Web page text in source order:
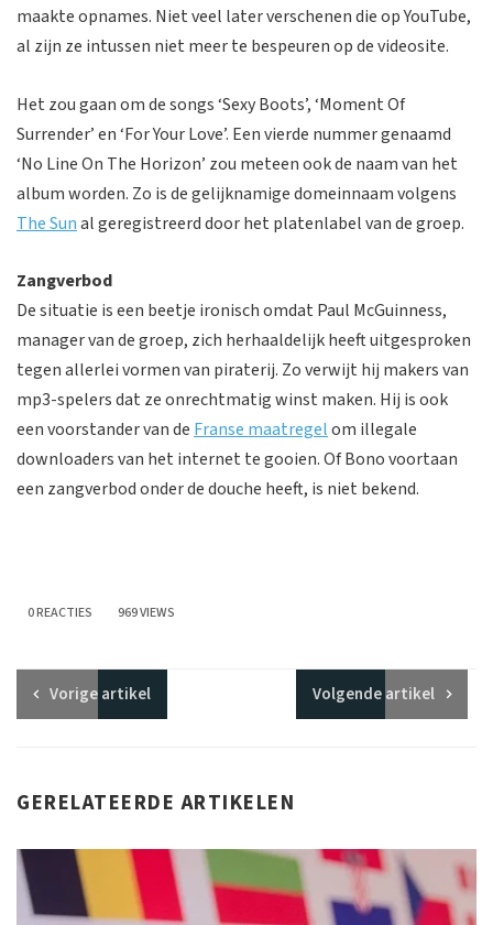
maakte opnames. Niet veel later verschenen die op YouTube,
al zijn ze intussen niet meer te bespeuren op de videosite.
Het zou gaan om de songs ‘Sexy Boots’, ‘Moment Of
Surrender’ en ‘For Your Love’. Een vierde nummer genaamd
‘No Line On The Horizon’ zou meteen ook de naam van het
album worden. Zo is de gelijknamige domeinnaam volgens
The Sunal geregistreerd door het platenlabel van de groep.
Zangverbod
De situatie is een beetje ironisch omdat Paul McGuinness,
manager van de groep, zich herhaaldelijk heeft uitgesproken
tegen allerlei vormen van piraterij. Zo verwijt hij makers van
mp3-spelers dat ze onrechtmatig winst maken. Hij is ook
een voorstander van de Franse maatregelom illegale
downloaders van het internet te gooien. Of Bono voortaan
een zangverbod onder de douche heeft, is niet bekend.
0 REACTIES 969 VIEWS
Vorigeartikel Volgendeartikel
GERELATEERDE ARTIKELEN